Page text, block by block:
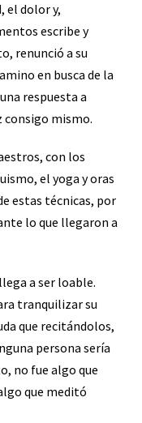
el dolor y,
escribe y
renunció a su
en busca de la
respuesta a
mismo.
con los
el yoga y oras
estas técnicas, por
lo que llegaron a
a ser loable.
tranquilizar su
que recitándolos,
persona sería
no fue algo que
que meditó